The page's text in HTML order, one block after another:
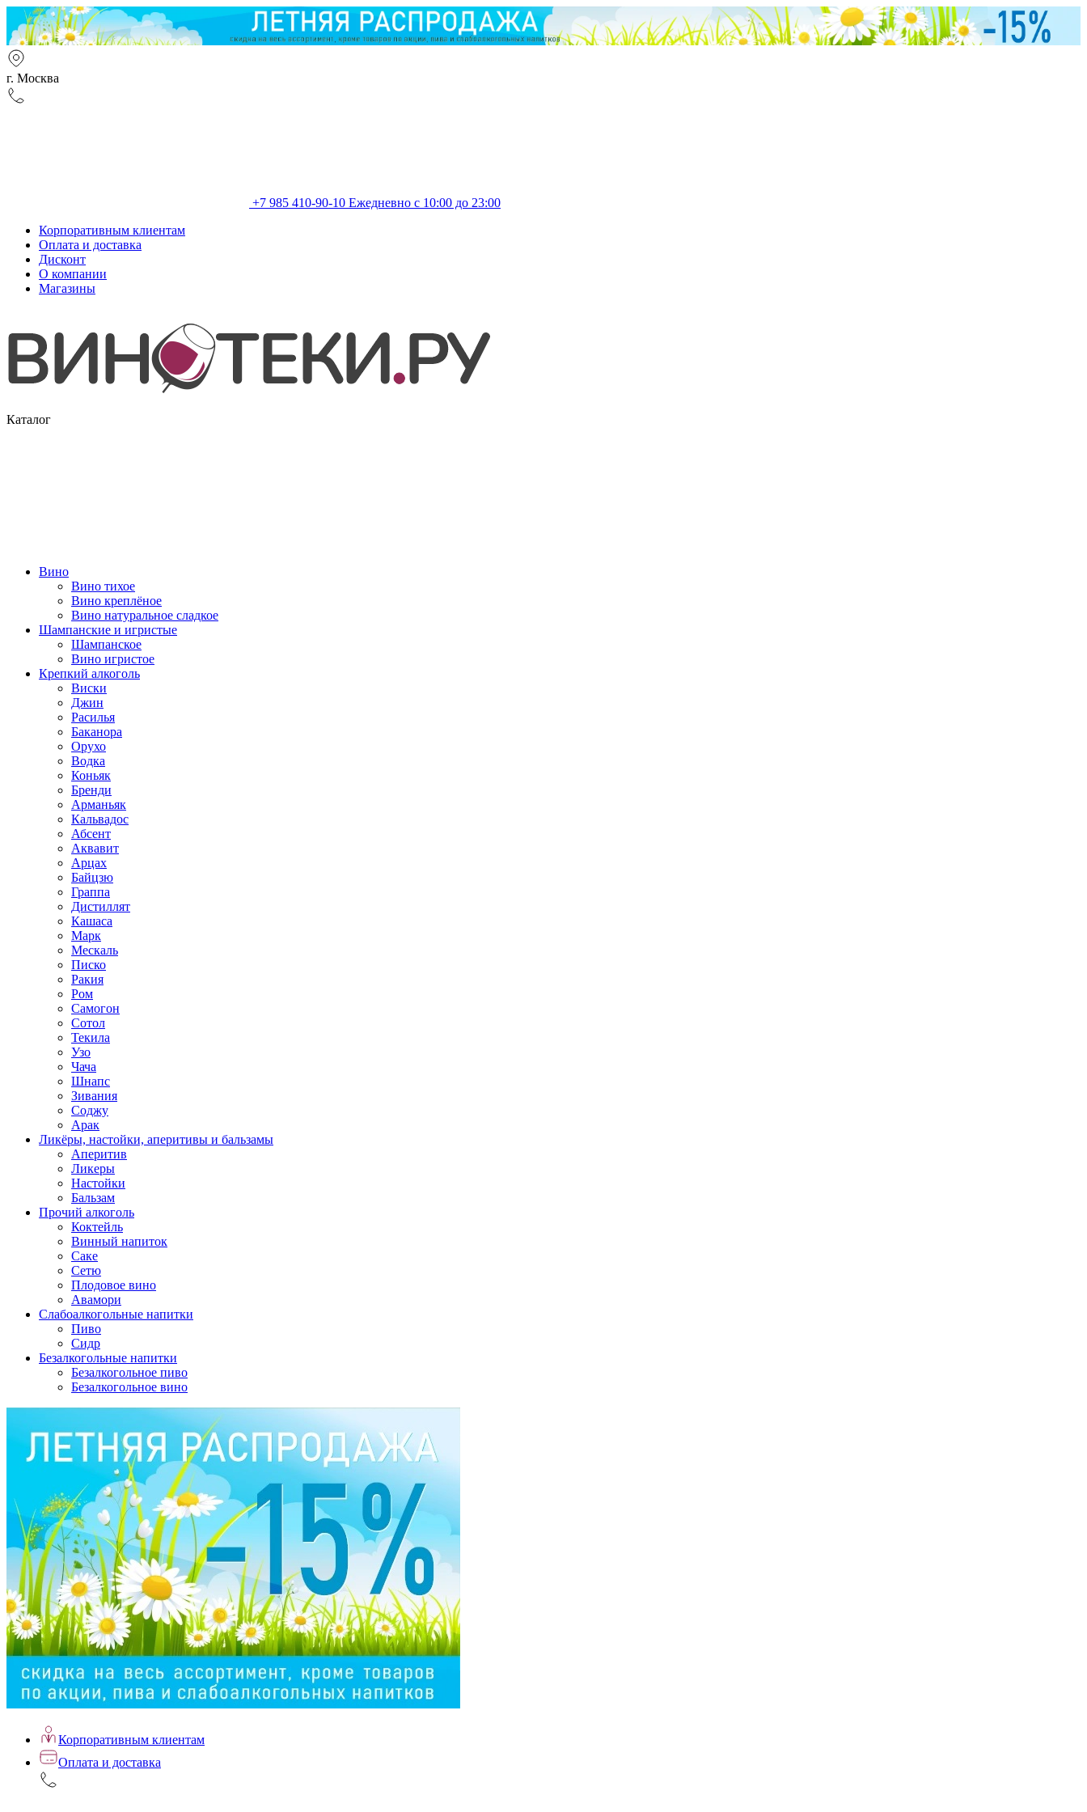
г. Москва
+7 985 410-90-10 Ежедневно с 10:00 до 23:00
Корпоративным клиентам
Оплата и доставка
Дисконт
О компании
Магазины
Каталог
Вино
Вино тихое
Вино креплёное
Вино натуральное сладкое
Шампанские и игристые
Шампанское
Вино игристое
Крепкий алкоголь
Виски
Джин
Расилья
Баканора
Орухо
Водка
Коньяк
Бренди
Арманьяк
Кальвадос
Абсент
Аквавит
Арцах
Байцзю
Граппа
Дистиллят
Кашаса
Марк
Мескаль
Писко
Ракия
Ром
Самогон
Сотол
Текила
Узо
Чача
Шнапс
Зивания
Соджу
Арак
Ликёры, настойки, аперитивы и бальзамы
Аперитив
Ликеры
Настойки
Бальзам
Прочий алкоголь
Коктейль
Винный напиток
Саке
Сетю
Плодовое вино
Авамори
Слабоалкогольные напитки
Пиво
Сидр
Безалкогольные напитки
Безалкогольное пиво
Безалкогольное вино
Корпоративным клиентам
Оплата и доставка